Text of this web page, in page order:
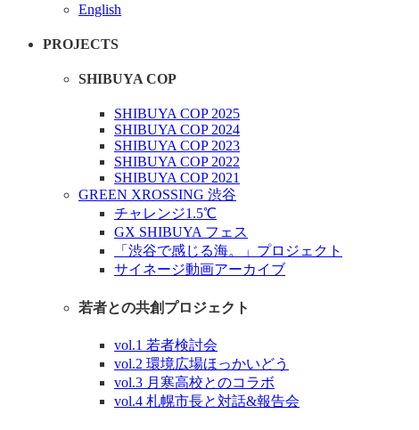
English
PROJECTS
SHIBUYA COP
SHIBUYA COP 2025
SHIBUYA COP 2024
SHIBUYA COP 2023
SHIBUYA COP 2022
SHIBUYA COP 2021
GREEN XROSSING 渋谷
チャレンジ1.5℃
GX SHIBUYA フェス
「渋谷で感じる海。」プロジェクト
サイネージ動画アーカイブ
若者との共創プロジェクト
vol.1 若者検討会
vol.2 環境広場ほっかいどう
vol.3 月寒高校とのコラボ
vol.4 札幌市長と対話&報告会